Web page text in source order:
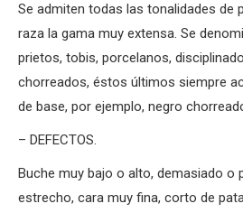
Se admiten todas las tonalidades de
raza la gama muy extensa. Se
prietos, tobis, porcelanos,
chorreados, éstos últimos siempre
de base, por ejemplo, negro
– DEFECTOS.
Buche muy bajo o alto, demasiado o
estrecho, cara muy fina, corto de